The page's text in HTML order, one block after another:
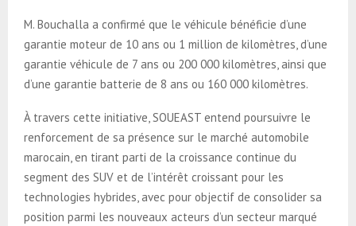
M. Bouchalla a confirmé que le véhicule bénéficie d’une
garantie moteur de 10 ans ou 1 million de kilomètres, d’une
garantie véhicule de 7 ans ou 200 000 kilomètres, ainsi que
d’une garantie batterie de 8 ans ou 160 000 kilomètres.
À travers cette initiative, SOUEAST entend poursuivre le
renforcement de sa présence sur le marché automobile
marocain, en tirant parti de la croissance continue du
segment des SUV et de l’intérêt croissant pour les
technologies hybrides, avec pour objectif de consolider sa
position parmi les nouveaux acteurs d’un secteur marqué